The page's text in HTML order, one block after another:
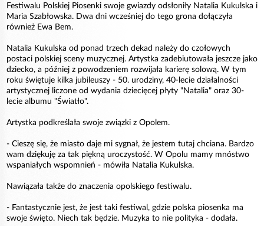
Festiwalu Polskiej Piosenki swoje gwiazdy odsłoniły Natalia Kukulska i
Maria Szabłowska. Dwa dni wcześniej do tego grona dołączyła
również Ewa Bem.
Natalia Kukulska od ponad trzech dekad należy do czołowych
postaci polskiej sceny muzycznej. Artystka zadebiutowała jeszcze jako
dziecko, a później z powodzeniem rozwijała karierę solową. W tym
roku świętuje kilka jubileuszy - 50. urodziny, 40-lecie działalności
artystycznej liczone od wydania dziecięcej płyty "Natalia" oraz 30-
lecie albumu "Światło".
Artystka podkreślała swoje związki z Opolem.
- Cieszę się, że miasto daje mi sygnał, że jestem tutaj chciana. Bardzo
wam dziękuję za tak piękną uroczystość. W Opolu mamy mnóstwo
wspaniałych wspomnień - mówiła Natalia Kukulska.
Nawiązała także do znaczenia opolskiego festiwalu.
- Fantastycznie jest, że jest taki festiwal, gdzie polska piosenka ma
swoje święto. Niech tak będzie. Muzyka to nie polityka - dodała.